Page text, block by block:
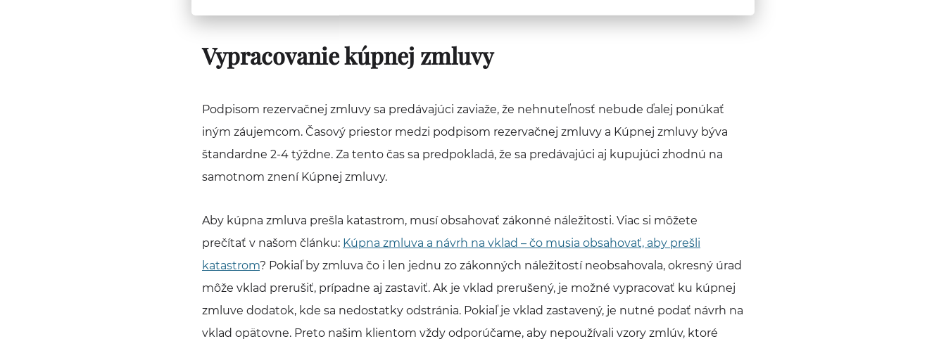
Vypracovanie kúpnej zmluvy
Podpisom rezervačnej zmluvy sa predávajúci zaviaže, že nehnuteľnosť nebude ďalej ponúkať
iným záujemcom. Časový priestor medzi podpisom rezervačnej zmluvy a Kúpnej zmluvy býva
štandardne 2-4 týždne. Za tento čas sa predpokladá, že sa predávajúci aj kupujúci zhodnú na
samotnom znení Kúpnej zmluvy.
Aby kúpna zmluva prešla katastrom, musí obsahovať zákonné náležitosti. Viac si môžete
prečítať v našom článku: Kúpna zmluva a návrh na vklad – čo musia obsahovať, aby prešli
katastrom? Pokiaľ by zmluva čo i len jednu zo zákonných náležitostí neobsahovala, okresný úrad
môže vklad prerušiť, prípadne aj zastaviť. Ak je vklad prerušený, je možné vypracovať ku kúpnej
zmluve dodatok, kde sa nedostatky odstránia. Pokiaľ je vklad zastavený, je nutné podať návrh na
vklad opätovne. Preto našim klientom vždy odporúčame, aby nepoužívali vzory zmlúv, ktoré